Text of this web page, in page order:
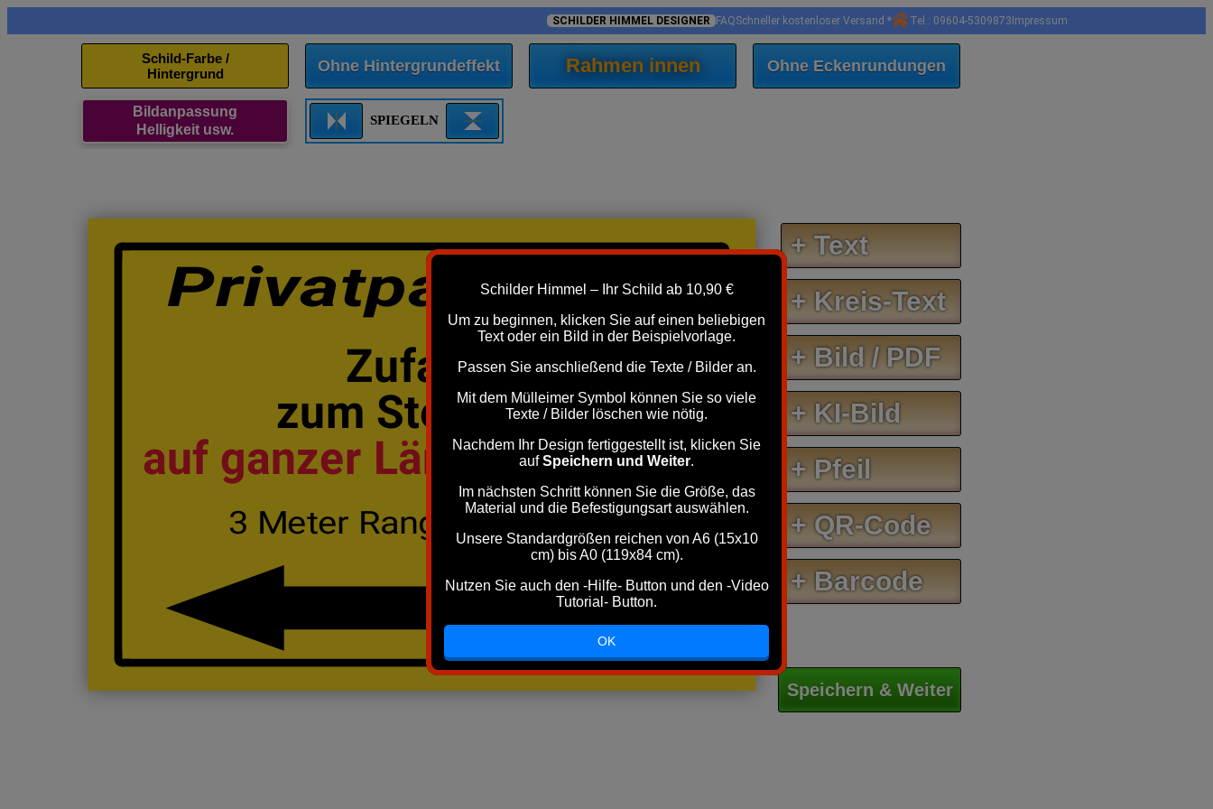
SCHILDER HIMMEL DESIGNER FAQSchneller kostenloser Versand * Tel.: 09604-5309873 Impressum
Schild-Farbe /
Hintergrund
Ohne Hintergrundeffekt Rahmen innen Ohne Eckenrundungen
Bildanpassung
Helligkeit usw.
SPIEGELN
Zufahrt
zum Stellplatz
auf ganzer Längefreihalten
3 Meter Rangierabstand!
Privatparkplatz
+ Text
+ Kreis-Text
+ Bild / PDF
+ KI-Bild
+ Pfeil
+ QR-Code
+ Barcode
Speichern & Weiter
Schilder Himmel – Ihr Schild ab 10,90 €
Um zu beginnen, klicken Sie auf einen beliebigen
Text oder ein Bild in der Beispielvorlage.
Passen Sie anschließend die Texte / Bilder an.
Mit dem Mülleimer Symbol können Sie so viele
Texte / Bilder löschen wie nötig.
Nachdem Ihr Design fertiggestellt ist, klicken Sie
aufSpeichern und Weiter.
Im nächsten Schritt können Sie die Größe, das
Material und die Befestigungsart auswählen.
Unsere Standardgrößen reichen von A6 (15x10
cm) bis A0 (119x84 cm).
Nutzen Sie auch den -Hilfe- Button und den -Video
Tutorial- Button.
OK